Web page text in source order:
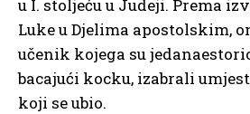
u I. stoljeću u Judeji. Prema
Luke u Djelima apostolskim,
učenik kojega su
bacajući kocku, izabrali
koji se ubio.